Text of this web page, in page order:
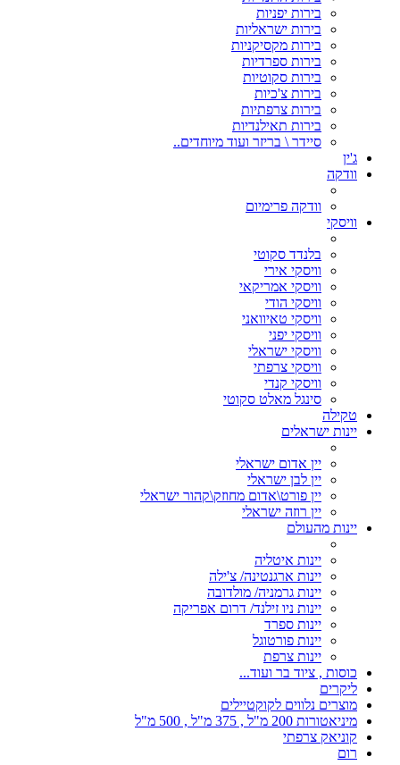
בירות יפניות
בירות ישראליות
בירות מקסיקניות
בירות ספרדיות
בירות סקוטיות
בירות צ'כיות
בירות צרפתיות
בירות תאילנדיות
סיידר \ בריזר ועוד מיוחדים..
ג'ין
וודקה
וודקה פרימיום
וויסקי
בלנדד סקוטי
וויסקי אירי
וויסקי אמריקאי
וויסקי הודי
וויסקי טאיוואני
וויסקי יפני
וויסקי ישראלי
וויסקי צרפתי
וויסקי קנדי
סינגל מאלט סקוטי
טקילה
יינות ישראלים
יין אדום ישראלי
יין לבן ישראלי
יין פורט\אדום מחוזק\קהור ישראלי
יין רוזה ישראלי
יינות מהעולם
יינות איטליה
יינות ארגנטינה/ צ'ילה
יינות גרמניה/ מולדובה
יינות ניו זילנד/ דרום אפריקה
יינות ספרד
יינות פורטוגל
יינות צרפת
כוסות , ציוד בר ועוד...
ליקרים
מוצרים נלווים לקוקטיילים
מיניאטורות 200 מ"ל , 375 מ"ל , 500 מ"ל
קוניאק צרפתי
רום